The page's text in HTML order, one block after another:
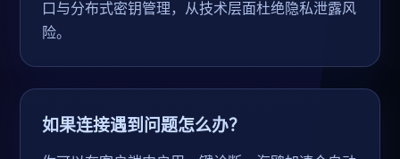
口与分布式密钥管理，从技术层面杜绝隐私泄露风
险。
如果连接遇到问题怎么办？